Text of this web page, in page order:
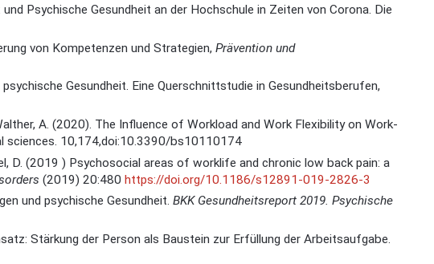
Psychische Gesundheit an der Hochschule in Zeiten von Corona. Die
von Kompetenzen und Strategien, Prävention und
Gesundheit. Eine Querschnittstudie in Gesundheitsberufen,
A. (2020). The Influence of Workload and Work Flexibility on Work-
sciences. 10,174,doi:10.3390/bs10110174
D. (2019 ) Psychosocial areas of worklife and chronic low back pain: a
(2019) 20:480 https://doi.org/10.1186/s12891-019-2826-3
und psychische Gesundheit. BKK Gesundheitsreport 2019. Psychische
Stärkung der Person als Baustein zur Erfüllung der Arbeitsaufgabe.